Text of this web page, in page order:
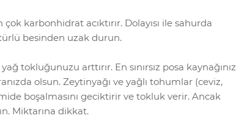
karbonhidrat acıktırır. Dolayısı ile sahurda
besinden uzak durun.
tokluğunuzu arttırır. En sınırsız posa kaynağınız
olsun. Zeytinyağı ve yağlı tohumlar (ceviz,
boşalmasını geciktirir ve tokluk verir. Ancak
Miktarına dikkat.